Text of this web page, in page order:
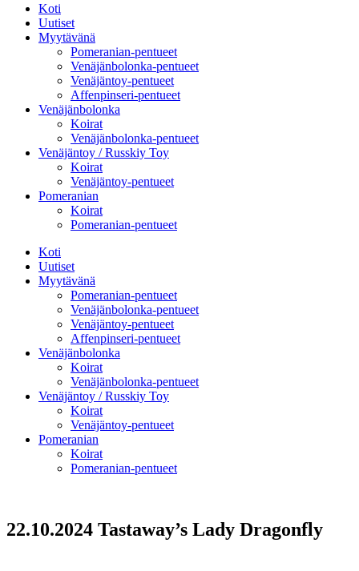
Koti
Uutiset
Myytävänä
Pomeranian-pentueet
Venäjänbolonka-pentueet
Venäjäntoy-pentueet
Affenpinseri-pentueet
Venäjänbolonka
Koirat
Venäjänbolonka-pentueet
Venäjäntoy / Russkiy Toy
Koirat
Venäjäntoy-pentueet
Pomeranian
Koirat
Pomeranian-pentueet
Koti
Uutiset
Myytävänä
Pomeranian-pentueet
Venäjänbolonka-pentueet
Venäjäntoy-pentueet
Affenpinseri-pentueet
Venäjänbolonka
Koirat
Venäjänbolonka-pentueet
Venäjäntoy / Russkiy Toy
Koirat
Venäjäntoy-pentueet
Pomeranian
Koirat
Pomeranian-pentueet
22.10.2024 Tastaway’s Lady Dragonfly